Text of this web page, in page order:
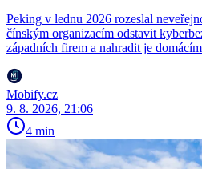
Peking v lednu 2026 rozeslal
čínským organizacím odstavit
západních firem a nahradit je
Mobify.cz
9. 8. 2026, 21:06
4 min